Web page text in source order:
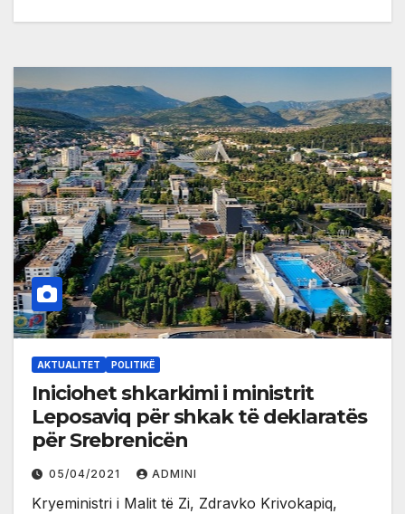
AKTUALITET POLITIKË
Iniciohet shkarkimi i ministrit
Leposaviq për shkak të deklaratës
për Srebrenicën
05/04/2021 ADMINI
Kryeministri i Malit të Zi, Zdravko Krivokapiq,